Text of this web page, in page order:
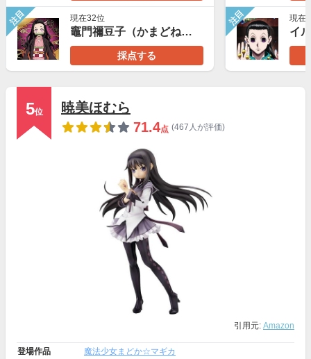
注目 現在32位
竈門禰豆子（かまどねずこ）
採点する
注目 現在
イ
5位
暁美ほむら
71.4点 (467人が評価)
引用元: Amazon
登場作品
魔法少女まどか☆マギカ